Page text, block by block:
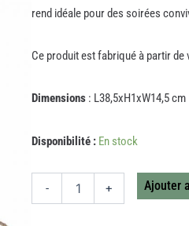
rend idéale pour des soirées
Ce produit est fabriqué à partir de
Dimensions : L38,5xH1xW14,5 cm
Disponibilité : En stock
-
quantité
+ Ajouter